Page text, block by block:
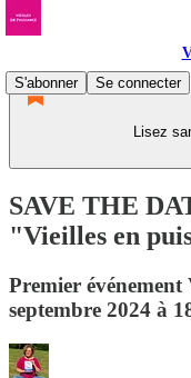
S'abonner
Se connecter
Lisez
SAVE THE
"Vieilles en
Premier événement
septembre 2024 à